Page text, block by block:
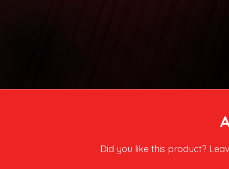
Did you like this product?